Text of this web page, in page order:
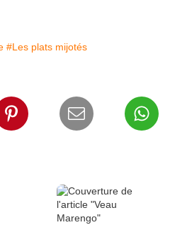
#Les plats mijotés